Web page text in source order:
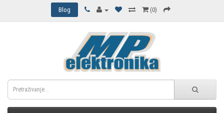
Blog (0)